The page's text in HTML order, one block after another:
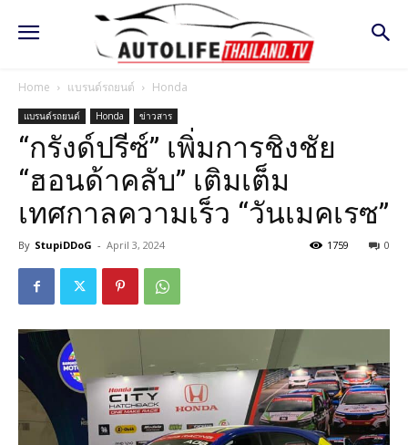
Home แบรนด์รถยนต์ Honda
แบรนด์รถยนต์ Honda ข่าวสาร
“กรังด์ปรีซ์” เพิ่มการชิงชัย
“ฮอนด้าคลับ” เติมเต็ม
เทศกาลความเร็ว “วันเมคเรซ”
By StupiDDoG - April 3, 2024 0
1759